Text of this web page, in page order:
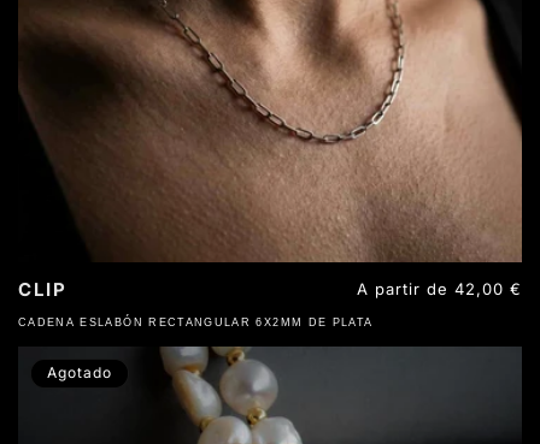
CADENA ESLABÓN RECTANGULAR 6X2MM DE PLATA
CLIP
Precio
habitual
A partir de 42,00 €
Agotado